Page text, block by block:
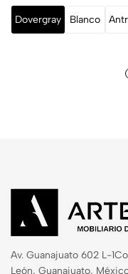
Dovergray Blanco
Av. Guanajuato 602 L-1
León, Guanajuato,